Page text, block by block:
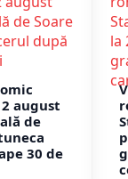
august
de
30 de